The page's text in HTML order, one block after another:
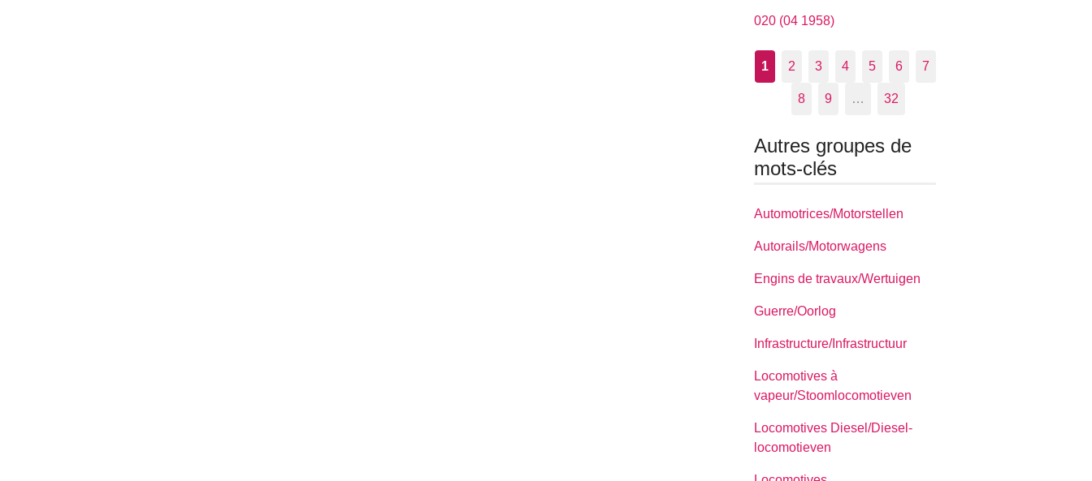
020 (04 1958)
1 2 3 4 5 6 7
8 9 … 32
Autres groupes de
mots-clés
Automotrices/Motorstellen
Autorails/Motorwagens
Engins de travaux/Wertuigen
Guerre/Oorlog
Infrastructure/Infrastructuur
Locomotives à
vapeur/Stoomlocomotieven
Locomotives Diesel/Diesel-
locomotieven